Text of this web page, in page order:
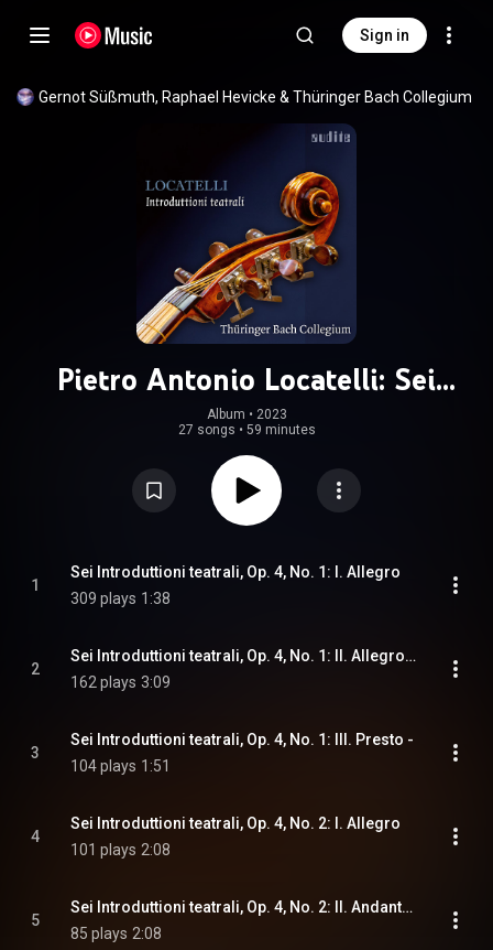
Sign in
Gernot Süßmuth, Raphael Hevicke & Thüringer Bach Collegium
Pietro Antonio Locatelli: Sei
Introduttioni teatrali, Op. 4
Album • 2023
27 songs • 59 minutes
1
Sei Introduttioni teatrali, Op. 4, No. 1: I. Allegro
309 plays 1:38
2
Sei Introduttioni teatrali, Op. 4, No. 1: II. Allegro, sempre Piano
162 plays 3:09
3
Sei Introduttioni teatrali, Op. 4, No. 1: III. Presto -
104 plays 1:51
4
Sei Introduttioni teatrali, Op. 4, No. 2: I. Allegro
101 plays 2:08
5
Sei Introduttioni teatrali, Op. 4, No. 2: II. Andante, sempre piano -
85 plays 2:08